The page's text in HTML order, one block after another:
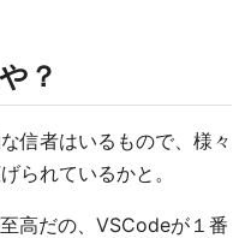
？
信者はいるもので、様々
られているかと。
高だの、VSCodeが１番